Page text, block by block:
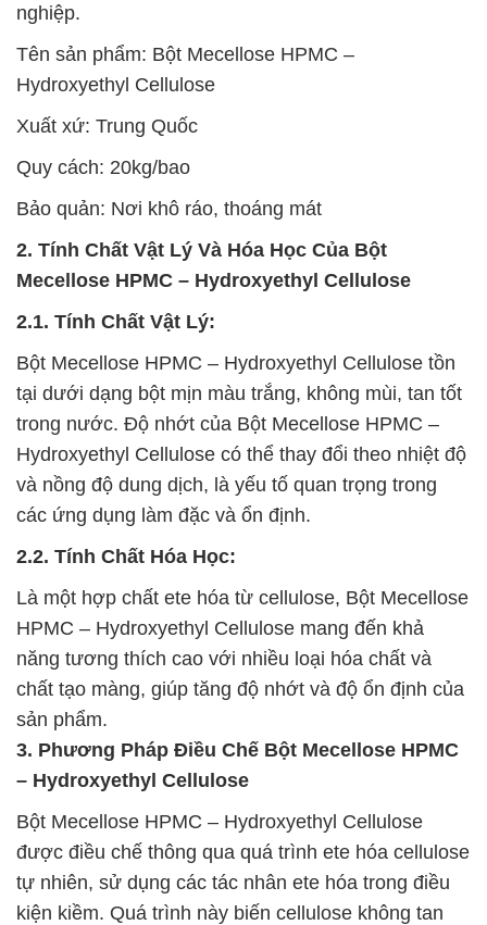
nghiệp.
Tên sản phẩm: Bột Mecellose HPMC –
Hydroxyethyl Cellulose
Xuất xứ: Trung Quốc
Quy cách: 20kg/bao
Bảo quản: Nơi khô ráo, thoáng mát
2. Tính Chất Vật Lý Và Hóa Học Của Bột
Mecellose HPMC – Hydroxyethyl Cellulose
2.1. Tính Chất Vật Lý:
Bột Mecellose HPMC – Hydroxyethyl Cellulose tồn
tại dưới dạng bột mịn màu trắng, không mùi, tan tốt
trong nước. Độ nhớt của Bột Mecellose HPMC –
Hydroxyethyl Cellulose có thể thay đổi theo nhiệt độ
và nồng độ dung dịch, là yếu tố quan trọng trong
các ứng dụng làm đặc và ổn định.
2.2. Tính Chất Hóa Học:
Là một hợp chất ete hóa từ cellulose, Bột Mecellose
HPMC – Hydroxyethyl Cellulose mang đến khả
năng tương thích cao với nhiều loại hóa chất và
chất tạo màng, giúp tăng độ nhớt và độ ổn định của
sản phẩm.
3. Phương Pháp Điều Chế Bột Mecellose HPMC
– Hydroxyethyl Cellulose
Bột Mecellose HPMC – Hydroxyethyl Cellulose
được điều chế thông qua quá trình ete hóa cellulose
tự nhiên, sử dụng các tác nhân ete hóa trong điều
kiện kiềm. Quá trình này biến cellulose không tan